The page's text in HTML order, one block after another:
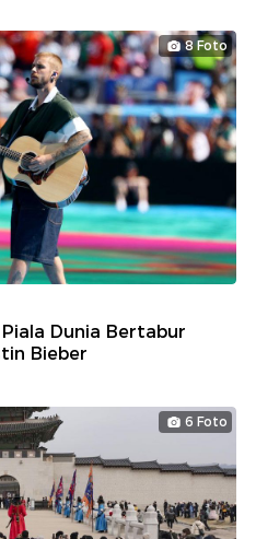
8 Foto
Dunia Bertabur
Bieber
6 Foto